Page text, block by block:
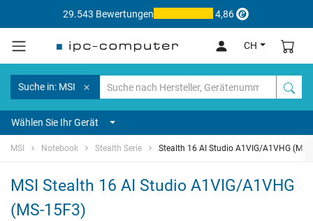
29.543 Bewertungen 4,86
CH
Suche in: MSI
Wählen Sie Ihr Gerät
MSI Notebook Stealth Serie Stealth 16 AI Studio A1VIG/A1VHG (MS-
MSI Stealth 16 AI Studio A1VIG/A1VHG
(MS-15F3)